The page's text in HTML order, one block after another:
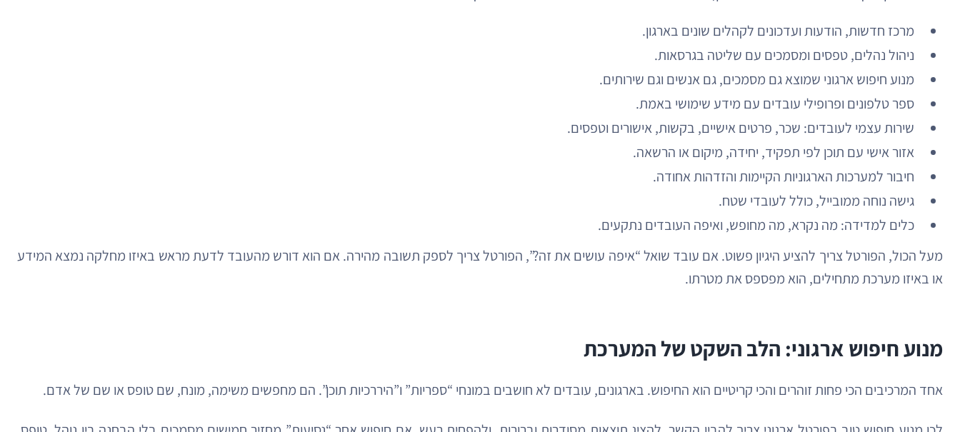
מרכז חדשות, הודעות ועדכונים לקהלים שונים בארגון.
ניהול נהלים, טפסים ומסמכים עם שליטה בגרסאות.
מנוע חיפוש ארגוני שמוצא גם מסמכים, גם אנשים וגם שירותים.
ספר טלפונים ופרופילי עובדים עם מידע שימושי באמת.
שירות עצמי לעובדים: שכר, פרטים אישיים, בקשות, אישורים וטפסים.
אזור אישי עם תוכן לפי תפקיד, יחידה, מיקום או הרשאה.
חיבור למערכות הארגוניות הקיימות והזדהות אחודה.
גישה נוחה ממובייל, כולל לעובדי שטח.
כלים למדידה: מה נקרא, מה מחופש, ואיפה העובדים נתקעים.
מעל הכול, הפורטל צריך להציע היגיון פשוט. אם עובד שואל “איפה עושים את זה?”, הפורטל צריך לספק תשובה מהירה. אם הוא דורש מהעובד לדעת מראש באיזו מחלקה נמצא המידע
או באיזו מערכת מתחילים, הוא מפספס את מטרתו.
מנוע חיפוש ארגוני: הלב השקט של המערכת
אחד המרכיבים הכי פחות זוהרים והכי קריטיים הוא החיפוש. בארגונים, עובדים לא חושבים במונחי “ספריות” ו”היררכיות תוכן”. הם מחפשים משימה, מונח, שם טופס או שם של אדם.